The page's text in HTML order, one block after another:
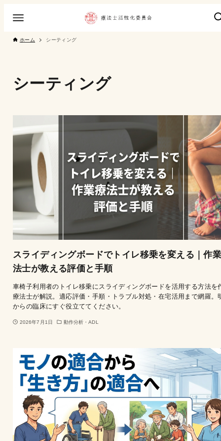
ホーム シーティング
シーティング
スライディングボードでトイレ移乗を変える｜作
法士が教える評価と手順
車椅子利用者のトイレ移乗にスライディングボードを活用する方法を
療法士が解説。適応評価・手順・トラブル対処・在宅活用まで網羅。
からの臨床にすぐ役立ててください。
2026年7月1日 動作分析・ADL